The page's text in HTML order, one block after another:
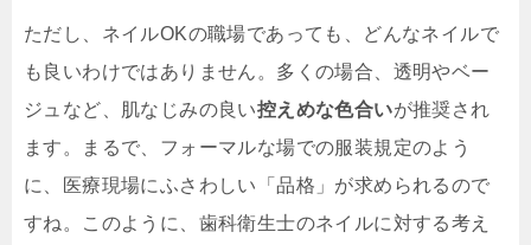
ただし、ネイルOKの職場であっても、どんなネイルで
も良いわけではありません。多くの場合、透明やベー
ジュなど、肌なじみの良い控えめな色合いが推奨され
ます。まるで、フォーマルな場での服装規定のよう
に、医療現場にふさわしい「品格」が求められるので
すね。このように、歯科衛生士のネイルに対する考え